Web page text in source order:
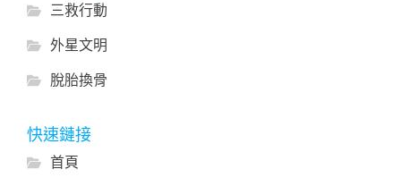
三救行動
外星文明
脫胎換骨
快速鏈接
首頁